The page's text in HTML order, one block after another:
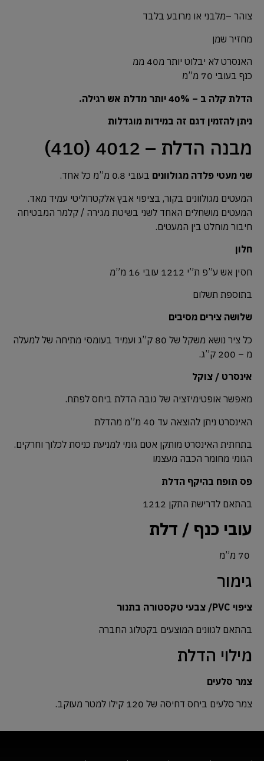
צוהר –מלבני או מרובע בלבד
מחזיר שמן
האנסרט לא יבלוט יותר מ40 ממ
כנף בעובי 70 מ”מ
הדלת קלה ב – 40% יותר מדלת אש רגילה.
ניתן להזמין דגם זה במידות מוגדלות
מבנה הדלת – 4012 (410)
שני מעטי פלדה מגולוונים בעובי 0.8 מ”מ כל אחד.
המעטים מגולוונים בקור, בציפוי אבץ אלקטרוליטי עמיד מאד.
המעטים מושחלים האחד לשני בשיטת מגירה / קלמר המבטיחה
חיבור מוחלט בין המעטים.
חלון
חסין אש ע”פ ת”י 1212 עובי 16 מ”מ
בתוספת תשלום
שלושה צירים מסיבים
כל ציר נושא משקל של 80 ק”ג ועמיד בעומסי מתיחה של למעלה
מ – 200 ק”ג.
אינסרט / צוקל
מאפשר אופטימיזציה של גובה הדלת ביחס לפתח.
האינסרט ניתן להוצאה עד 40 מ”מ מהדלת
בתחתית האינסרט מותקן אטם גומי למניעת כניסת לכלוך וחרקים.
הגומי מחומר הכבה מעצמו
פס תופח בהיקף הדלת
בהתאם לדרישת התקן 1212
עובי כנף / דלת
גימור
ציפוי PVC/ צבעי טקסטורה בתנור
בהתאם לגוונים המוצעים בקטלוג החברה
מילוי הדלת
צמר סלעים
צמר סלעים ביחס דחיסה של 120 קילו למטר מעוקב.